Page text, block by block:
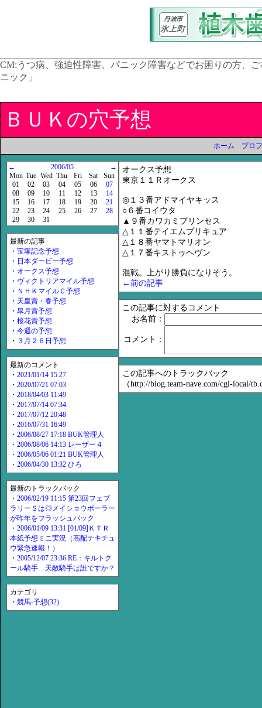
CM: うつ病、強迫性障害、パニック障害などでお困りの方、
ニック」
ＢＵＫの穴予想
ホーム プロ
← 2006/05
→
Mon Tue Wed Thu Fri Sat
Sun
01
02 03 04 05 06
07
08
09 10 11 12 13
14
15
16 17 18 19 20
21
22
23 24 25 26 27
28
29
30 31
最新の記事
・ 宝塚記念予想
・ 日本ダービー予想
・ オークス予想
・ ヴィクトリアマイル予想
・ ＮＨＫマイルＣ予想
・ 天皇賞・春予想
・ 皐月賞予想
・ 桜花賞予想
・ 今週の予想
・ ３月２６日予想
最新のコメント
・ 2021/01/14 15:27
・ 2020/07/21 07:03
・ 2018/04/03 11:49
・ 2017/07/14 07:34
・ 2017/07/12 20:48
・ 2016/07/31 16:49
・ 2006/08/27 17:18 BUK管理人
・ 2006/08/06 14:13 レーザー４
・ 2006/05/06 01:21 BUK管理人
・ 2006/04/30 13:32 ひろ
最新のトラックバック
・ 2006/02/19 11:15 第23回フェブ
ラリーＳは◎メイショウボーラー
が昨年をフラッシュバック
・ 2006/01/09 13:31 [01/09]ＫＴＲ
本紙予想ミニ実況（高配テキチュ
ウ緊急速報！）
・ 2005/12/07 23:36 RE：キルトク
ール騎手 天敵騎手は誰ですか？
カテゴリ
・ 競馬-予想(32)
オークス予想
東京１１Ｒオークス
◎１３番アドマイヤキッス
○６番コイウタ
▲９番カワカミプリンセス
△１１番テイエムプリキュア
△１８番ヤマトマリオン
△１７番キストゥヘヴン
混戦。上がり勝負になりそう。
←前の記事
この記事に対するコメント
お名前：
コメント：
この記事へのトラックバック
（http://blog.team-nave.com/cgi-local/